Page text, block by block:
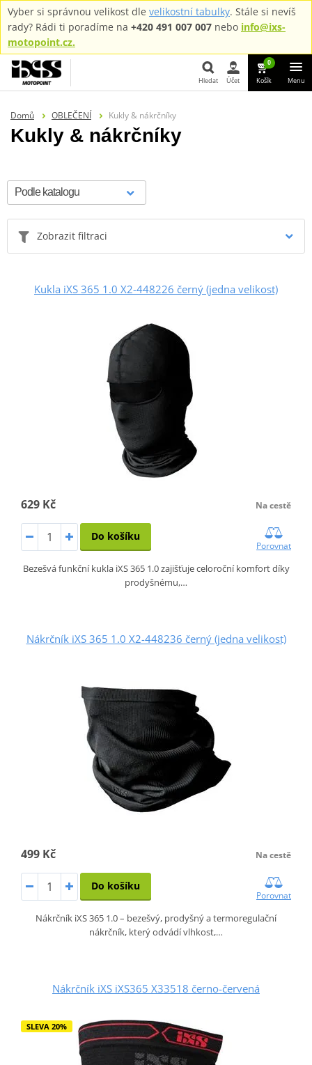
Vyber si správnou velikost dle velikostní tabulky. Stále si nevíš
rady? Rádi ti poradíme na +420 491 007 007 nebo info@ixs-
motopoint.cz.
Hledat Účet
0
Košík Menu
Domů OBLEČENÍ Kukly & nákrčníky
Kukly & nákrčníky
Zobrazit filtraci
Kukla iXS 365 1.0 X2-448226 černý (jedna velikost)
629 Kč Na cestě
Do košíku
Porovnat
Bezešvá funkční kukla iXS 365 1.0 zajišťuje celoroční komfort díky
prodyšnému,…
Nákrčník iXS 365 1.0 X2-448236 černý (jedna velikost)
499 Kč Na cestě
Do košíku
Porovnat
Nákrčník iXS 365 1.0 – bezešvý, prodyšný a termoregulační
nákrčník, který odvádí vlhkost,…
Nákrčník iXS iXS365 X33518 černo-červená
SLEVA 20%